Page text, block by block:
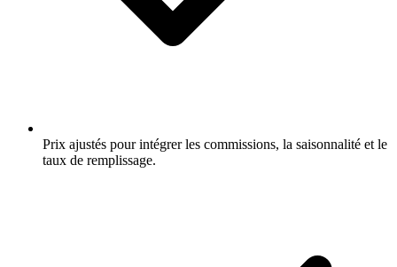
Prix ajustés pour intégrer les commissions, la saisonnalité et le
taux de remplissage.